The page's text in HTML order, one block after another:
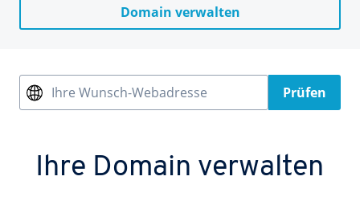
Domain verwalten
Ihre Wunsch-Webadresse Prüfen
Ihre Domain verwalten